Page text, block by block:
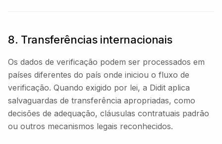
8. Transferências internacionais
Os dados de verificação podem ser processados em
países diferentes do país onde iniciou o fluxo de
verificação. Quando exigido por lei, a Didit aplica
salvaguardas de transferência apropriadas, como
decisões de adequação, cláusulas contratuais padrão
ou outros mecanismos legais reconhecidos.